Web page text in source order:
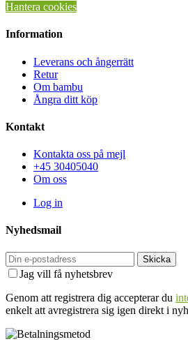
Hantera cookies
Information
Leverans och ångerrätt
Retur
Om bambu
Ångra ditt köp
Kontakt
Kontakta oss på mejl
+45 30405040
Om oss
Log in
Nyhedsmail
Skicka
Jag vill få nyhetsbrev
Genom att registrera dig accepterar du
enkelt att avregistrera sig igen direkt i